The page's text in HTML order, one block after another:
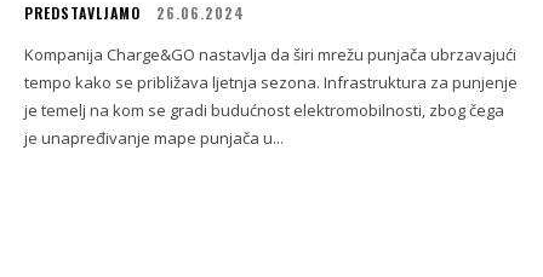
PREDSTAVLJAMO 26.06.2024
Kompanija Charge&GO nastavlja da širi mrežu punjača ubrzavajući
tempo kako se približava ljetnja sezona. Infrastruktura za punjenje
je temelj na kom se gradi budućnost elektromobilnosti, zbog čega
je unapređivanje mape punjača u...